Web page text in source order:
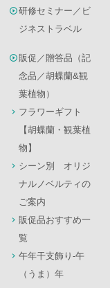
研修セミナー／ビ
ジネストラベル
販促／贈答品（記
念品／胡蝶蘭&観
葉植物）
フラワーギフト
【胡蝶蘭・観葉植
物】
シーン別 オリジ
ナルノベルティの
ご案内
販促品おすすめ一
覧
午年干支飾り-午
（うま）年